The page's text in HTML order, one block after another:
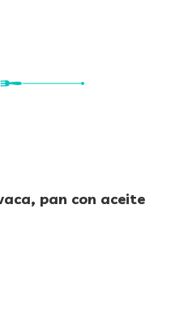
pan con aceite